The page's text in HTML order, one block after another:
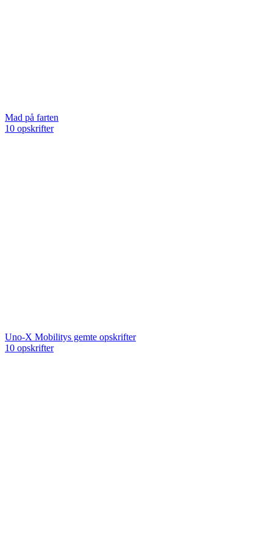
Mad på farten
10 opskrifter
Uno-X Mobilitys gemte opskrifter
10 opskrifter